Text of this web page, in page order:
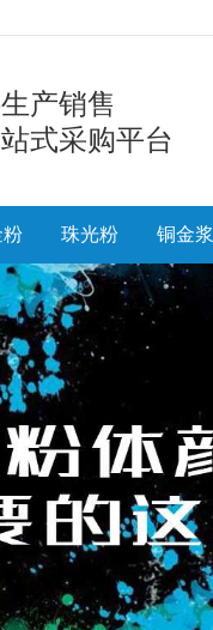
产销售
式采购平台
粉 珠光粉 铜金浆